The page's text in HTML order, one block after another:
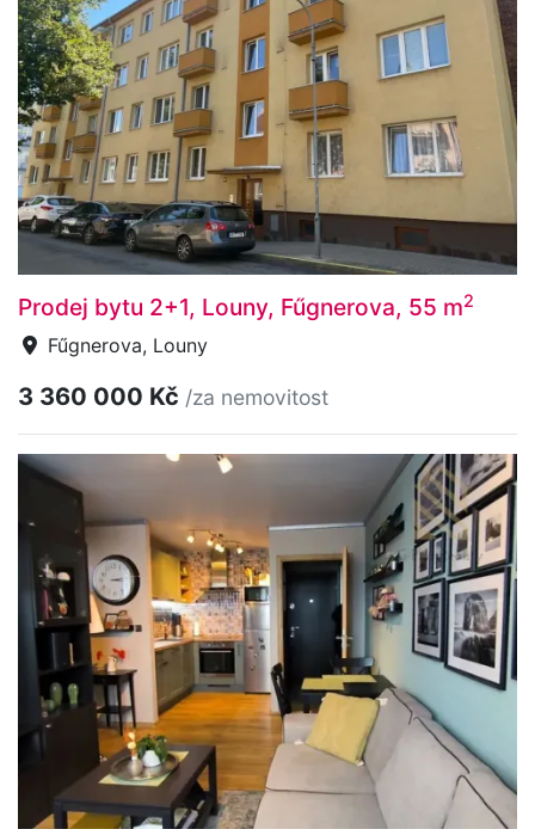
Prodej bytu 2+1, Louny, Fűgnerova, 55 m2
Fűgnerova, Louny
3 360 000 Kč /za nemovitost